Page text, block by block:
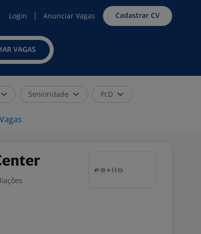
Login Anunciar Vagas Cadastrar CV
VAGAS
Senioridade PcD